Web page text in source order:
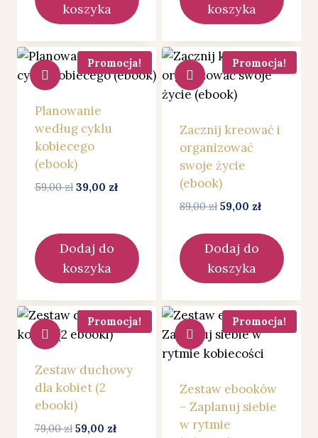
koszyka
koszyka
Promocja!
Planowanie
według cyklu
kobiecego
(ebook)
59,00zł Pierwotna
59,00 zł.
39,00 złAktualna
39,00 zł.
Dodaj do
koszyka
Promocja!
Zacznij kreować i
organizować
swoje życie
(ebook)
89,00zł Pierwotna
wynosiła:
89,00 zł.
59,00 złAktualna
wynosi:
59,00 zł.
Dodaj do
koszyka
Promocja!
Zestaw duchowy
dla kobiet (2
ebooki)
79,00zł Pierwotna
59,00 złAktualna
Promocja!
Zestaw ebooków
– Zaplanuj siebie
w rytmie